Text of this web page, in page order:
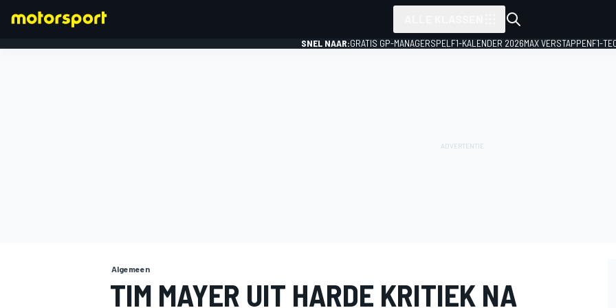
SNEL NAAR:GRATIS GP-MANAGERSPEL F1-KALENDER 2026MAX VERSTAPPENF1-
Algemeen
TIM MAYER UIT HARDE KRITIEK NA